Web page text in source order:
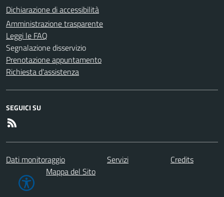
Dichiarazione di accessibilità
Amministrazione trasparente
Leggi le FAQ
Segnalazione disservizio
Prenotazione appuntamento
Richiesta d'assistenza
SEGUICI SU
Dati monitoraggio Servizi
Credits
Mappa del Sito